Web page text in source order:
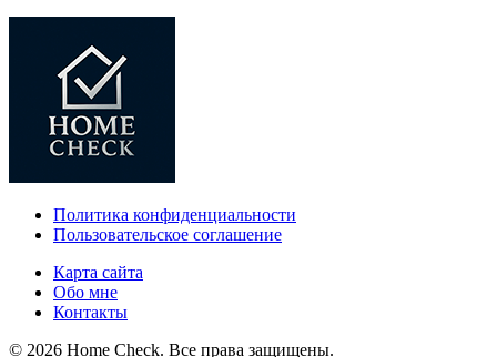
Политика конфиденциальности
Пользовательское соглашение
Карта сайта
Обо мне
Контакты
© 2026 Home Check. Все права защищены.